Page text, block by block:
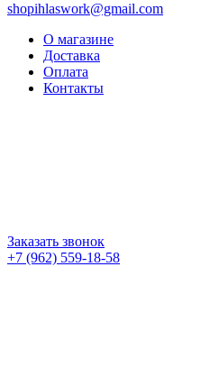
shopihlaswork@gmail.com
О магазине
Доставка
Оплата
Контакты
Заказать звонок
+7 (962) 559-18-58